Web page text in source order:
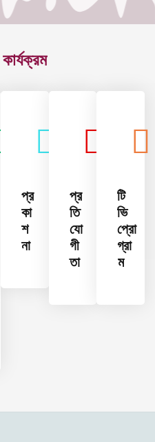
কার্যক্রম
প্র
কা
শ
না
প্র
তি
যো
গী
তা
টি
ভি
প্রো
গ্রা
ম